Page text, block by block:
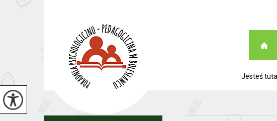
Jesteś